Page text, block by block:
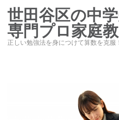
テ
ン
世田谷区の中
専門プロ家庭
正しい勉強法を身につけて算数を克服！